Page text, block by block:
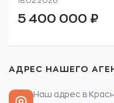
5 400 000 ₽
АДРЕС НАШЕГО
Наш адрес в